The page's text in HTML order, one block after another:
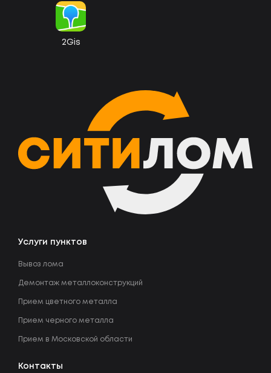
2Gis
Контакты
Услуги пунктов
Вывоз лома
Демонтаж металлоконструкций
Прием цветного металла
Прием черного металла
Прием в Московской области